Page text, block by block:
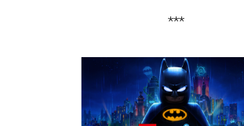
PRESSEKONTAKT
***